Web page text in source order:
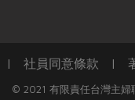
| 社員同意條款 |
© 2021 有限責任台灣主婦